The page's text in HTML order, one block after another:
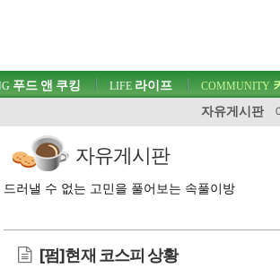
푸드 앤 쿠킹 LIFE 라이프 COMMUNITY
자유게시판
자유게시판
드러낼 수 없는 고민을 풀어보는 속풀이방
[펌]현재 코스피 상황